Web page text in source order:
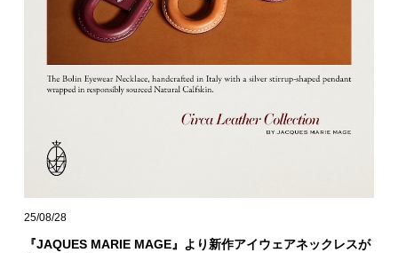
25/08/28
『JAQUES MARIE MAGE』より新作アイウェアネックレスが